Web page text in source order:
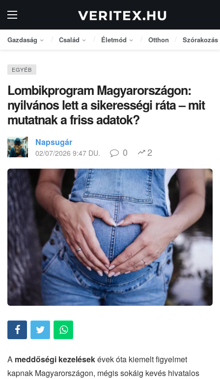
Gazdaság Család Életmód Otthon Szórakozás
EGYÉB
Lombikprogram Magyarországon:
nyilvános lett a sikerességi ráta – mit
mutatnak a friss adatok?
Napsugár
02/07/2026 9:47 DU. 0 2
A meddőségi kezelésekévek óta kiemelt figyelmet
kapnak Magyarországon, mégis sokáig kevés hivatalos